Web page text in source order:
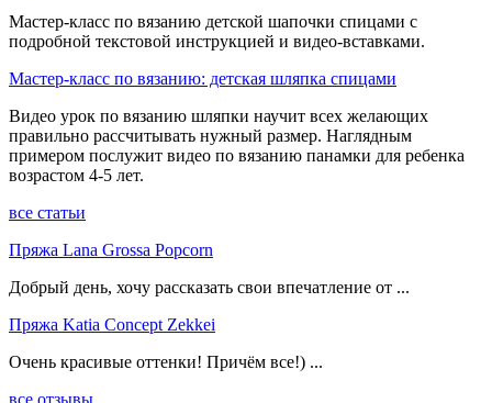
Мастер-класс по вязанию детской шапочки спицами с
подробной текстовой инструкцией и видео-вставками.
Мастер-класс по вязанию: детская шляпка спицами
Видео урок по вязанию шляпки научит всех желающих
правильно рассчитывать нужный размер. Наглядным
примером послужит видео по вязанию панамки для ребенка
возрастом 4-5 лет.
все статьи
Пряжа Lana Grossa Popcorn
Добрый день, хочу рассказать свои впечатление от ...
Пряжа Katia Concept Zekkei
Очень красивые оттенки! Причём все!) ...
все отзывы